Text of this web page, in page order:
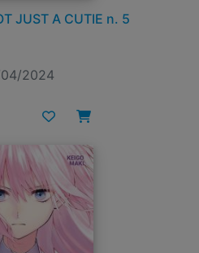
JUST A CUTIE n. 5
2024